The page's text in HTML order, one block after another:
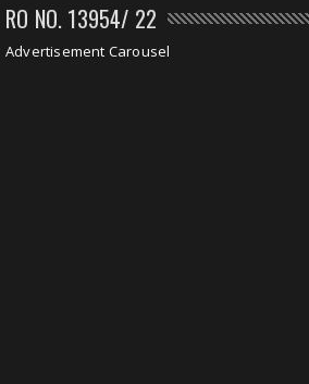
RO NO. 13954/ 22
Advertisement Carousel